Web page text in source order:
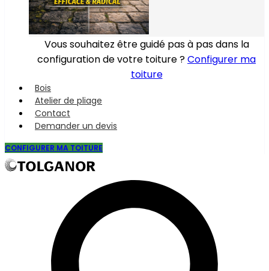
Vous souhaitez être guidé pas à pas dans la
configuration de votre toiture ?Configurer ma
toiture
Bois
Atelier de pliage
Contact
Demander un devis
CONFIGURER MA TOITURE